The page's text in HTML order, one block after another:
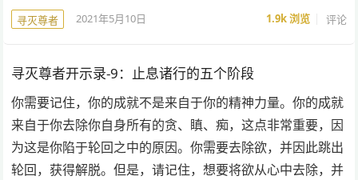
寻灭尊者 2021年5月10日 1.9k浏览 评论
寻灭尊者开示录-9：止息诸行的五个阶段​
你需要记住，你的成就不是来自于你的精神力量。你的成就
来自于你去除你自身所有的贪、瞋、痴，这点非常重要，因
为这是你陷于轮回之中的原因。你需要去除欲，并因此跳出
轮回，获得解脱。但是，请记住，想要将欲从心中去除，并